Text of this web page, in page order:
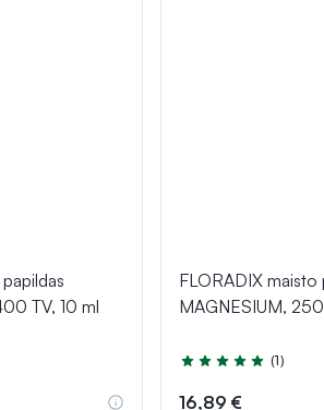
TV, 10 ml
FLORADIX maisto
MAGNESIUM,
Įvertinimas 5.0 iš 5
(1)
16,89 €